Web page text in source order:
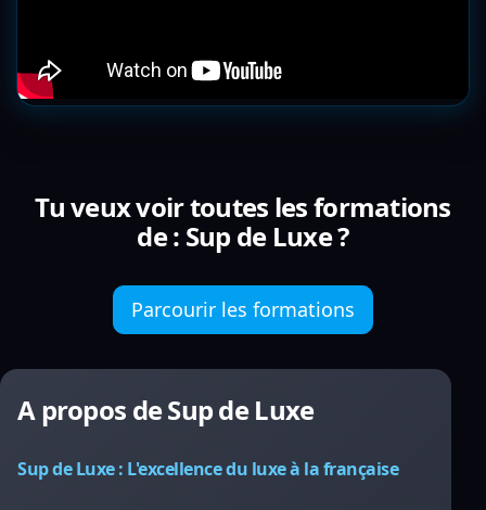
Tu veux voir toutes les formations
de : Sup de Luxe ?
Parcourir les formations
A propos de Sup de Luxe
Sup de Luxe : L'excellence du luxe à la française